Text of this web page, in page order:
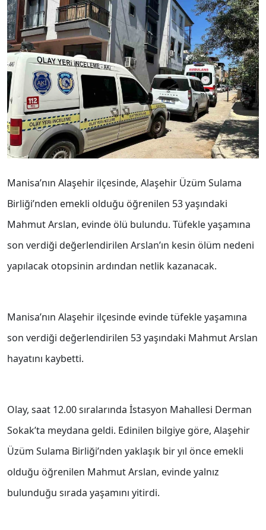
Manisa’nın Alaşehir ilçesinde, Alaşehir Üzüm Sulama
Birliği’nden emekli olduğu öğrenilen 53 yaşındaki
Mahmut Arslan, evinde ölü bulundu. Tüfekle yaşamına
son verdiği değerlendirilen Arslan’ın kesin ölüm nedeni
yapılacak otopsinin ardından netlik kazanacak.
Manisa’nın Alaşehir ilçesinde evinde tüfekle yaşamına
son verdiği değerlendirilen 53 yaşındaki Mahmut Arslan
hayatını kaybetti.
Olay, saat 12.00 sıralarında İstasyon Mahallesi Derman
Sokak’ta meydana geldi. Edinilen bilgiye göre, Alaşehir
Üzüm Sulama Birliği’nden yaklaşık bir yıl önce emekli
olduğu öğrenilen Mahmut Arslan, evinde yalnız
bulunduğu sırada yaşamını yitirdi.